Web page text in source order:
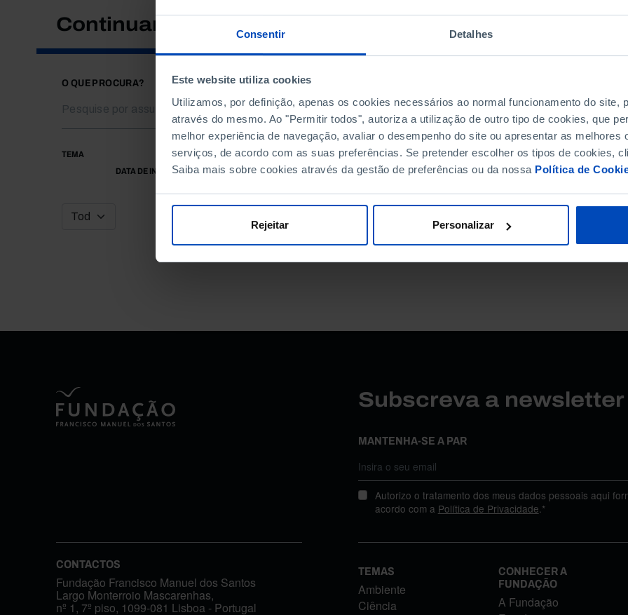
Consentir Detalhes
Este website utiliza cookies
Utilizamos, por definição, apenas os cookies necessários ao normal funcionamento do site,
através do mesmo. Ao "Permitir todos", autoriza a utilização de outro tipo de cookies, que
melhor experiência de navegação, avaliar o desempenho do site ou apresentar as melhores
serviços, de acordo com as suas preferências. Se pretender escolher os tipos de cookies,
Saiba mais sobre cookies através da gestão de preferências ou da nossa Política de
Rejeitar Personalizar
Continuar a pesquisar
O QUE PROCURA?
TEMA
DATA DE INÍCIO
DATA DE FIM
Subscreva a
MANTENHA-SE A PAR
Autorizo o tratamento dos meus dados pessoais aqui
acordo com a Política de Privacidade.*
CONTACTOS
Fundação Francisco Manuel dos Santos
Largo Monterroio Mascarenhas,
nº 1, 7º piso, 1099-081 Lisboa - Portugal
TEMAS
Ambiente
Ciência
CONHECER A
FUNDAÇÃO
A Fundação